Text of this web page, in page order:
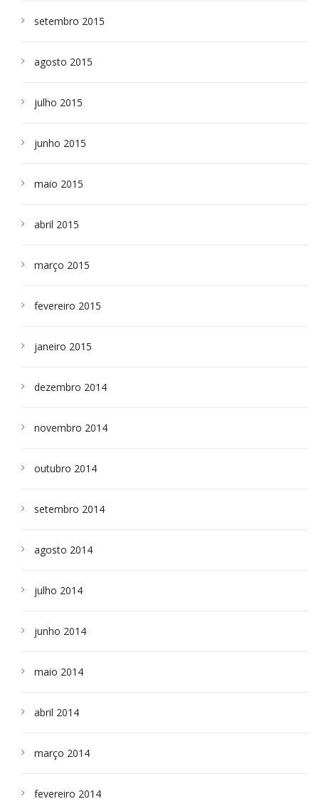
setembro 2015
agosto 2015
julho 2015
junho 2015
maio 2015
abril 2015
março 2015
fevereiro 2015
janeiro 2015
dezembro 2014
novembro 2014
outubro 2014
setembro 2014
agosto 2014
julho 2014
junho 2014
maio 2014
abril 2014
março 2014
fevereiro 2014